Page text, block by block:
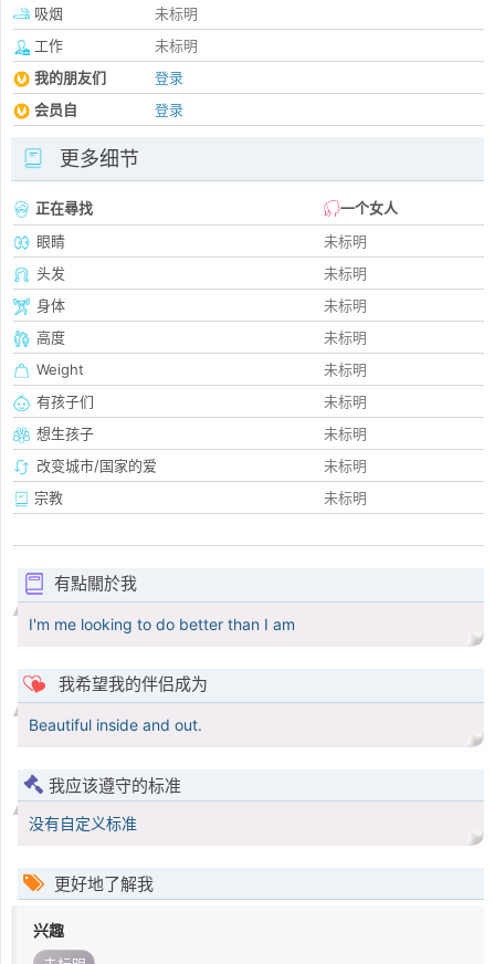
吸烟
未标明
工作
未标明
我的朋友们
登录
会员自
登录
更多细节
正在尋找
一个女人
眼睛
未标明
头发
未标明
身体
未标明
高度
未标明
Weight
未标明
有孩子们
未标明
想生孩子
未标明
改变城市/国家的爱
未标明
宗教
未标明
有點關於我
I'm me looking to do better than I am
我希望我的伴侣成为
Beautiful inside and out.
我应该遵守的标准
没有自定义标准
更好地了解我
兴趣